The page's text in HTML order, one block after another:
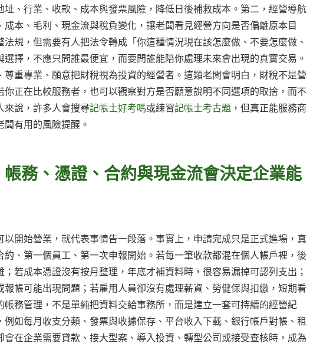
、行業、收款、成本與發票風險，降低日後補救成本。第二，經營導航
本、毛利、現金流與稅負變化，讓老闆看見經營方向是否偏離原本目
規，但需要有人把法令轉成「你這種情況現在該怎麼做、不要怎麼做、
擇，不應只問誰最便宜，而要問誰能陪你處理未來會出現的真實交易。
重專業、願意把財稅視為投資的經營者。這類老闆會明白，財稅不是營
正在比較服務者，也可以觀察對方是否願意說明不同選項的取捨，而不
來說，許多人會搜尋記帳士好考嗎或練習記帳士考古題 ，但真正能服務商
有用的風險提醒。
務、憑證、合約與現金流會決定企業能
開始營業，就代表事情告一段落。事實上，申請完成只是正式進場，真
、第一個員工、第一次申報開始。若每一筆收款都混在個人帳戶裡，後
若成本憑證沒有按月整理，年底才補資料時，很容易漏掉可認列支出；
帳可能出現問題；若雇用人員卻沒有處理薪資、勞健保與扣繳，短期看
務管理，不是單純把資料交給事務所，而是建立一套可持續的經營紀
如每月收支分類、發票與收據保存、平台收入下載、銀行帳戶對帳、租
在企業需要貸款、接大型案、導入投資、轉型公司或接受查核時，成為